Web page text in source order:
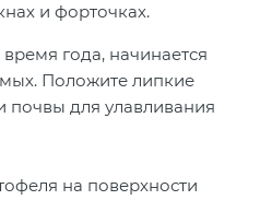
и форточках.
года, начинается
Положите липкие
почвы для улавливания
на поверхности